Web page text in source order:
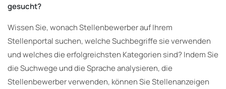
gesucht?
Wissen Sie, wonach Stellenbewerber auf Ihrem
Stellenportal suchen, welche Suchbegriffe sie verwenden
und welches die erfolgreichsten Kategorien sind? Indem Sie
die Suchwege und die Sprache analysieren, die
Stellenbewerber verwenden, können Sie Stellenanzeigen